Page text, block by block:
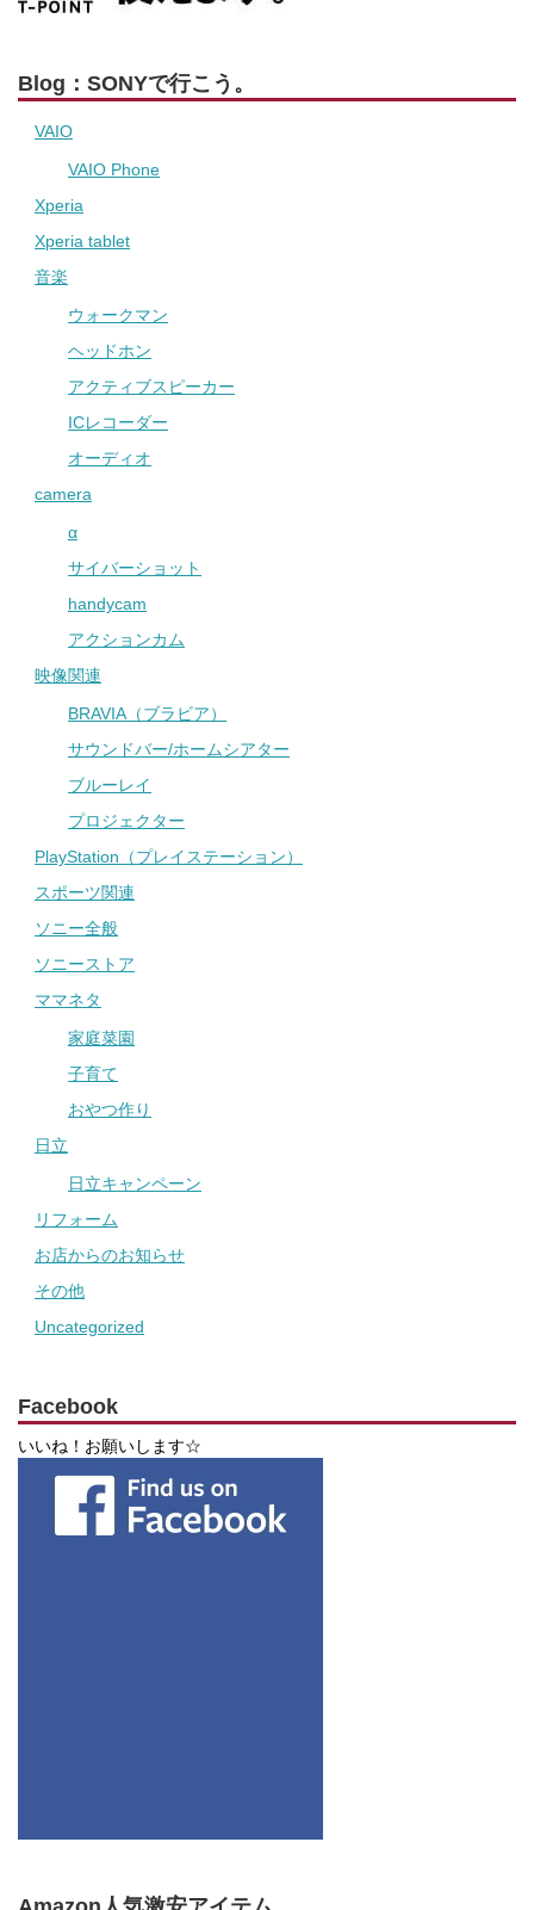
Blog：SONYで行こう。
VAIO
VAIO Phone
Xperia
Xperia tablet
音楽
ウォークマン
ヘッドホン
アクティブスピーカー
ICレコーダー
オーディオ
camera
α
サイバーショット
handycam
アクションカム
映像関連
BRAVIA（ブラビア）
サウンドバー/ホームシアター
ブルーレイ
プロジェクター
PlayStation（プレイステーション）
スポーツ関連
ソニー全般
ソニーストア
ママネタ
家庭菜園
子育て
おやつ作り
日立
日立キャンペーン
リフォーム
お店からのお知らせ
その他
Uncategorized
Facebook
いいね！お願いします☆